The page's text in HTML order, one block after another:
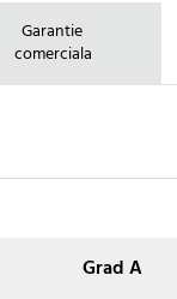
Garantie
comerciala
Grad A